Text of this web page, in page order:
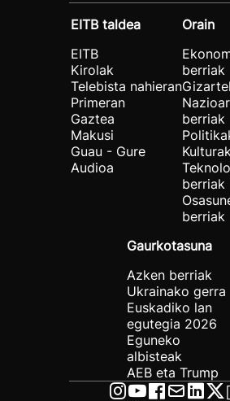
EITB taldea
EITB
Kirolak
Telebista nahieran
Primeran
Gaztea
Makusi
Guau - Gure
Audioa
Orain
berriak
berriak
berriak
berriak
Gaurkotasuna
Azken berriak
Ukrainako gerra
Euskadiko lan
egutegia 2026
Eguneko
albisteak
AEB eta Trump